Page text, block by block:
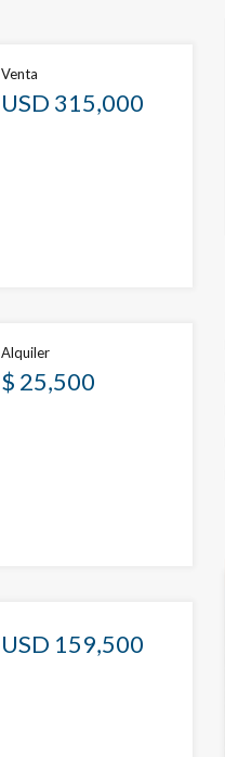
Venta
USD 315,000
Alquiler
$ 25,500
USD 159,500